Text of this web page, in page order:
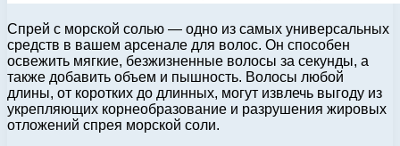
Спрей с морской солью — одно из самых универсальных
средств в вашем арсенале для волос. Он способен
освежить мягкие, безжизненные волосы за секунды, а
также добавить объем и пышность. Волосы любой
длины, от коротких до длинных, могут извлечь выгоду из
укрепляющих корнеобразование и разрушения жировых
отложений спрея морской соли.